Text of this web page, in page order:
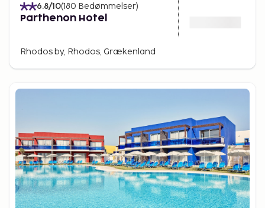
6.8/10(180 Bedømmelser)
Parthenon Hotel
Rhodos by, Rhodos, Grækenland